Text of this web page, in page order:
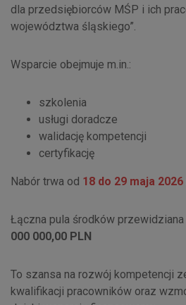
dla przedsiębiorców MŚP i ich
województwa śląskiego”.
Wsparcie obejmuje m.in.:
szkolenia
usługi doradcze
walidację kompetencji
certyfikację
Nabór trwa od 18 do 29 maja 2026
Łączna pula środków
000 000,00 PLN
To szansa na rozwój kompetencji
kwalifikacji pracowników oraz